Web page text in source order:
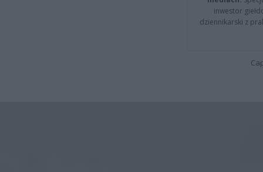
inwestor
dziennikarski z